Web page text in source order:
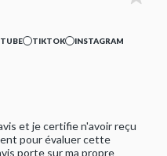
TIKTOK
INSTAGRAM
et je certifie n'avoir reçu
pour évaluer cette
porte sur ma propre